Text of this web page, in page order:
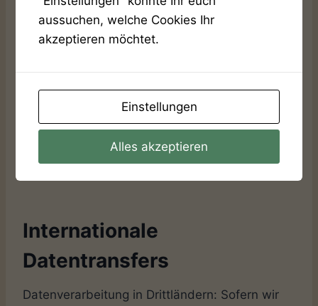
ihnen gegenüber offengelegt werden. Zu den
Empfängern dieser Daten können z. B. mit IT-
Aufgaben beauftragte Dienstleister gehören
Fällen beachten wir die gesetzlichen Vorgaben
und schließen insbesondere entsprechende
Ihrer Daten dienen, mit den Empfängern Ihrer
Internationale
Datentransfers
Datenverarbeitung in Drittländern: Sofern wir
aussuchen, welche Cookies Ihr
akzeptieren möchtet.
Einstellungen
Alles akzeptieren